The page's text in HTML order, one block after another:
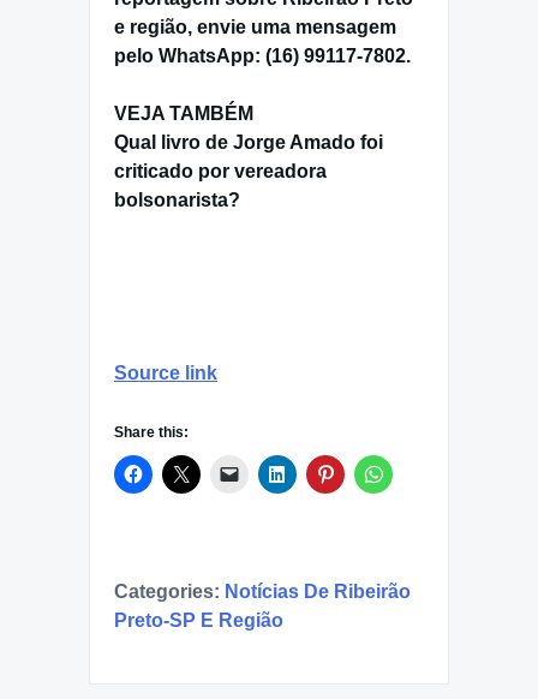
e região, envie uma mensagem
pelo WhatsApp: (16) 99117-7802.
VEJA TAMBÉM
Qual livro de Jorge Amado foi
criticado por vereadora
bolsonarista?
Source link
Share this:
Categories: Notícias De Ribeirão
Preto-SP E Região